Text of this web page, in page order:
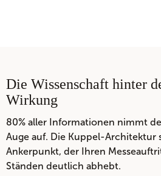
Die Wissenschaft hinter
Wirkung
80% aller Informationen nimmt
Auge auf. Die Kuppel-Architektur
Ankerpunkt, der Ihren
Ständen deutlich abhebt.